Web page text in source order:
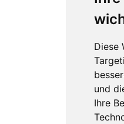
Diese
und
Ihre